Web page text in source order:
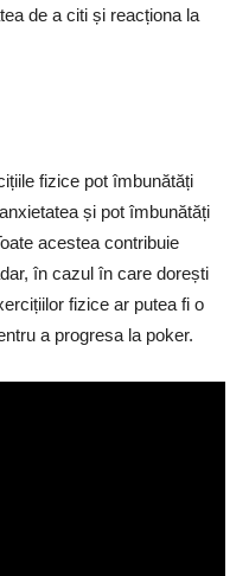
de a citi și reacționa la
fizice pot îmbunătăți
și pot îmbunătăți
acestea contribuie
în cazul în care dorești
fizice ar putea fi o
a progresa la poker.